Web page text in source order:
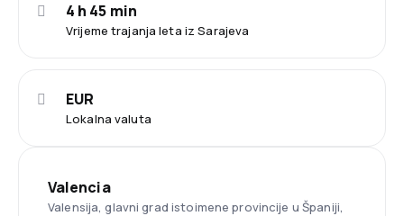
Vrijeme trajanja leta iz Sarajeva
4 h 45 min
Lokalna valuta
EUR
Valencia
Valensija, glavni grad istoimene provincije u Španiji,